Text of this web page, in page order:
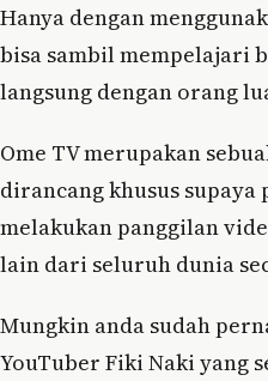
Hanya dengan
bisa sambil mempelajari
langsung dengan orang
Ome TV merupakan
dirancang khusus supaya
melakukan panggilan
lain dari seluruh dunia
Mungkin anda sudah
YouTuber Fiki Naki yang